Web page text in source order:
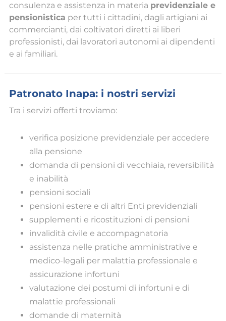
consulenza e assistenza in materia previdenziale e
pensionistica per tutti i cittadini, dagli artigiani ai
commercianti, dai coltivatori diretti ai liberi
professionisti, dai lavoratori autonomi ai dipendenti
e ai familiari.
Patronato Inapa: i nostri servizi
Tra i servizi offerti troviamo:
verifica posizione previdenziale per accedere
alla pensione
domanda di pensioni di vecchiaia, reversibilità
e inabilità
pensioni sociali
pensioni estere e di altri Enti previdenziali
supplementi e ricostituzioni di pensioni
invalidità civile e accompagnatoria
assistenza nelle pratiche amministrative e
medico-legali per malattia professionale e
assicurazione infortuni
valutazione dei postumi di infortuni e di
malattie professionali
domande di maternità